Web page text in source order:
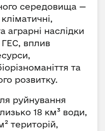
середовища —
аграрні наслідки
ГЕС, вплив
та
розвитку.
руйнування
18 км³ води,
територій,